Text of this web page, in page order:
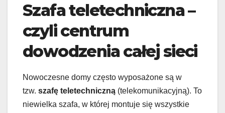
Szafa teletechniczna –
czyli centrum
dowodzenia całej sieci
Nowoczesne domy często wyposażone są w
tzw. szafę teletechniczną (telekomunikacyjną). To
niewielka szafa, w której montuje się wszystkie